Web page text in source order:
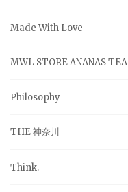
Made With Love
MWL STORE ANANAS TEA
Philosophy
THE 神奈川
Think.